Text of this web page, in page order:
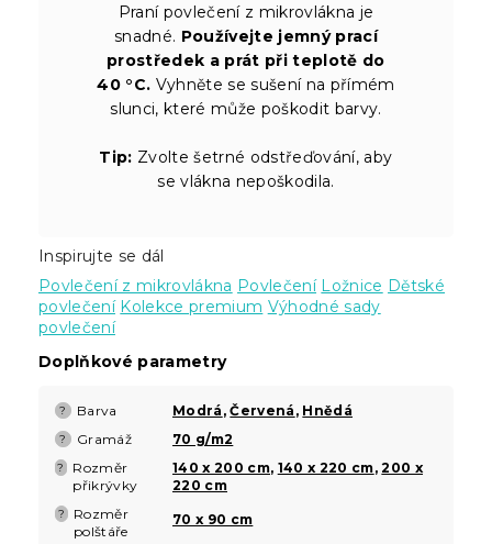
Praní povlečení z mikrovlákna je
snadné. Používejte jemný prací
prostředek a prát při teplotě do
40 °C. Vyhněte se sušení na přímém
slunci, které může poškodit barvy.
Tip: Zvolte šetrné odstřeďování, aby
se vlákna nepoškodila.
Inspirujte se dál
Povlečení z mikrovlákna Povlečení Ložnice Dětské
povlečení Kolekce premium Výhodné sady
povlečení
Doplňkové parametry
? Barva Modrá ,Červená , Hnědá
? Gramáž 70 g/m2
?
Rozměr
přikrývky
140 x 200 cm, 140 x 220 cm,200 x
220 cm
?
Rozměr
polštáře
70 x 90 cm